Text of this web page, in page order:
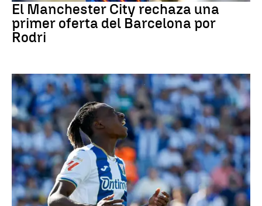
El Manchester City rechaza una
primer oferta del Barcelona por
Rodri
Real Madrid